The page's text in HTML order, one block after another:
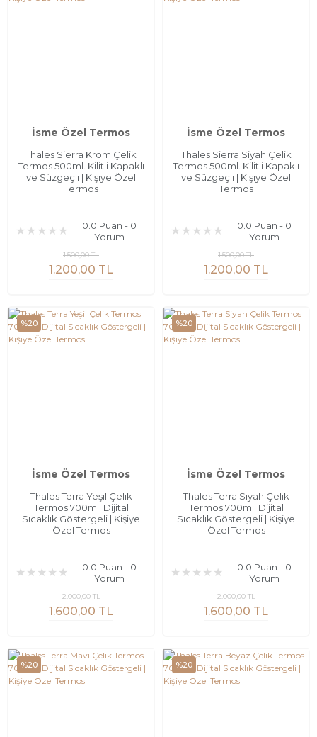
İsme Özel Termos
Thales Sierra Krom Çelik
Termos 500ml. Kilitli Kapaklı
ve Süzgeçli | Kişiye Özel
Termos
0.0 Puan - 0
Yorum
1.200,00 TL
1.500,00 TL
İsme Özel Termos
Thales Sierra Siyah Çelik
Termos 500ml. Kilitli Kapaklı
ve Süzgeçli | Kişiye Özel
Termos
0.0 Puan - 0
Yorum
1.200,00 TL
1.500,00 TL
%20
İsme Özel Termos
Thales Terra Yeşil Çelik
Termos 700ml. Dijital
Sıcaklık Göstergeli | Kişiye
Özel Termos
0.0 Puan - 0
Yorum
1.600,00 TL
2.000,00 TL
%20
İsme Özel Termos
Thales Terra Siyah Çelik
Termos 700ml. Dijital
Sıcaklık Göstergeli | Kişiye
Özel Termos
0.0 Puan - 0
Yorum
1.600,00 TL
2.000,00 TL
%20 %20